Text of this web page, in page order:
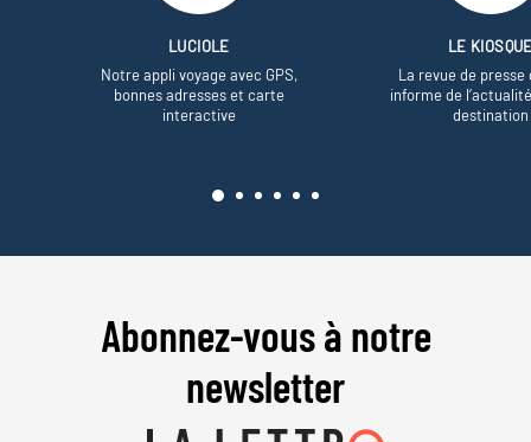
LUCIOLE
Notre appli voyage avec GPS,
bonnes adresses et carte
interactive
LE
La revue de presse
informe de
destination
Abonnez-vous à notre
newsletter